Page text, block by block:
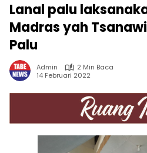
Lanal palu
Madras yah
Palu
Admin
2 Min Baca
14 Februari 2022